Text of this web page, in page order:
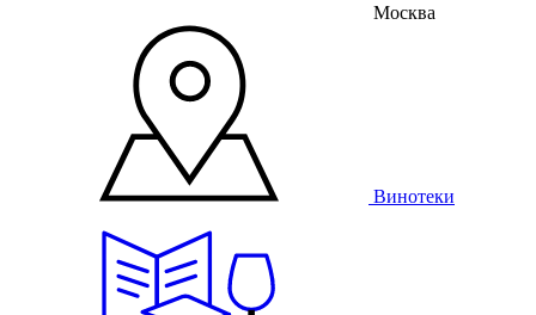
Москва
Винотеки